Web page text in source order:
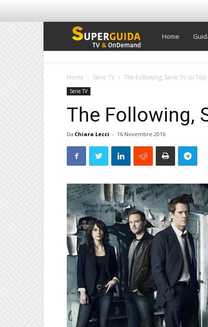
Super
Home
Home Serie TV The Following, Serie TV su
Serie TV
The Following,
Da Chiara Lecci - 16 Novembre 2016